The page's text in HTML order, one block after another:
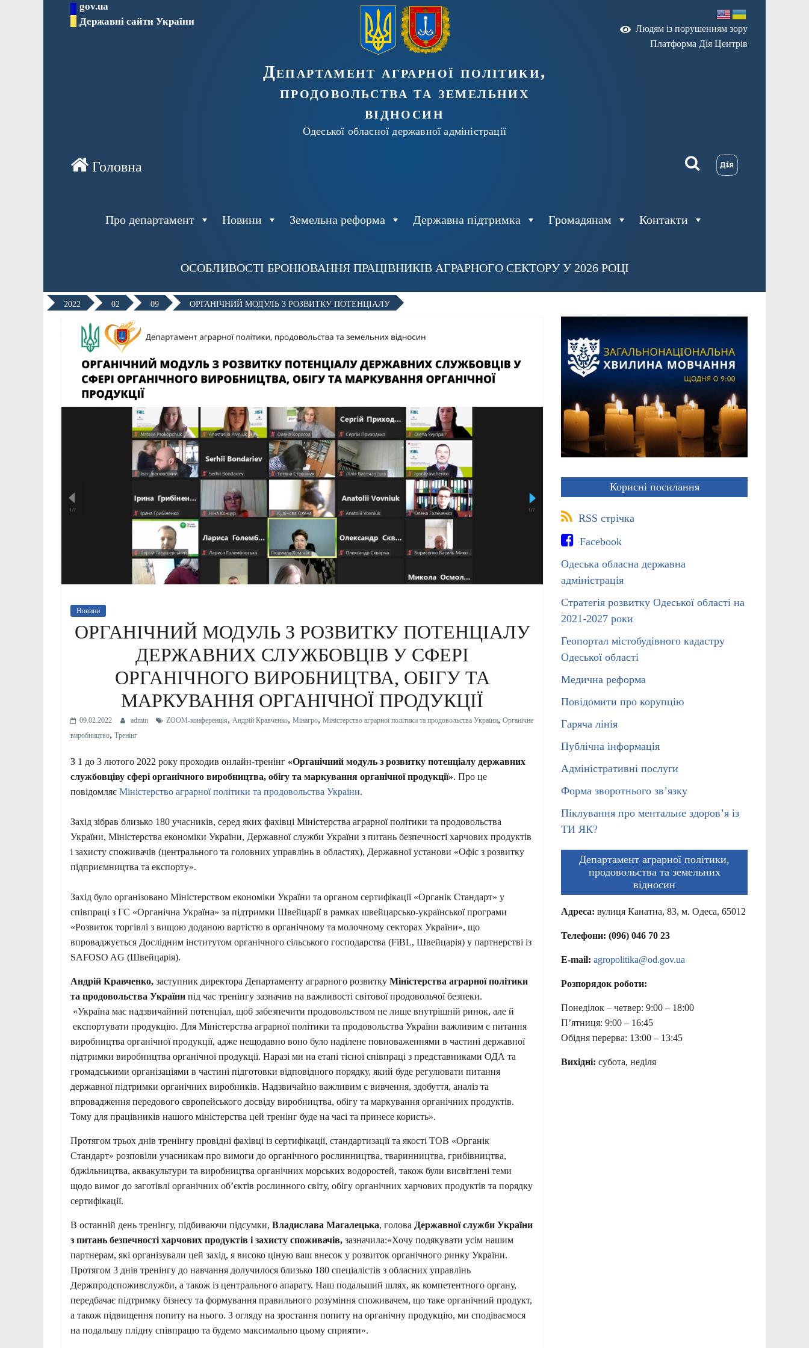
gov.ua
Державні сайти України
Департамент аграрної політики,
продовольства та земельних
відносин
Одеської обласної державної адміністрації
Людям із порушенням зору
Платформа Дія Центрів
Про департамент Новини Земельна реформа Державна підтримка Громадянам Контакти
ОСОБЛИВОСТІ БРОНЮВАННЯ ПРАЦІВНИКІВ АГРАРНОГО СЕКТОРУ У 2026 РОЦІ
2022 02 09 ОРГАНІЧНИЙ МОДУЛЬ З РОЗВИТКУ ПОТЕНЦІАЛУ
Новини
ОРГАНІЧНИЙ МОДУЛЬ З РОЗВИТКУ ПОТЕНЦІАЛУ
ДЕРЖАВНИХ СЛУЖБОВЦІВ У СФЕРІ
ОРГАНІЧНОГО ВИРОБНИЦТВА, ОБІГУ ТА
МАРКУВАННЯ ОРГАНІЧНОЇ ПРОДУКЦІЇ
09.02.2022 admin ZOOM-конференція, Андрій Кравченко, Мінагро, Міністерство аграрної політики та продовольства України, Органічне
виробництво, Тренінг
З 1 до 3 лютого 2022 року проходив онлайн-тренінг «Органічний модуль з розвитку потенціалу державних
службовціву сфері органічного виробництва, обігу та маркування органічної продукції». Про це
повідомляє Міністерство аграрної політики та продовольства України.
Захід зібрав близько 180 учасників, серед яких фахівці Міністерства аграрної політики та продовольства
України, Міністерства економіки України, Державної служби України з питань безпечності харчових продуктів
і захисту споживачів (центрального та головних управлінь в областях), Державної установи «Офіс з розвитку
підприємництва та експорту».
Захід було організовано Міністерством економіки України та органом сертифікації «Органік Стандарт» у
співпраці з ГС «Органічна Україна» за підтримки Швейцарії в рамках швейцарсько-української програми
«Розвиток торгівлі з вищою доданою вартістю в органічному та молочному секторах України», що
впроваджується Дослідним інститутом органічного сільського господарства (FiBL, Швейцарія) у партнерстві із
SAFOSO AG (Швейцарія).
Андрій Кравченко, заступник директора Департаменту аграрного розвитку Міністерства аграрної політики
та продовольства України під час тренінгу зазначив на важливості світової продовольчої безпеки.
«Україна має надзвичайний потенціал, щоб забезпечити продовольством не лише внутрішній ринок, але й
експортувати продукцію. Для Міністерства аграрної політики та продовольства України важливим є питання
виробництва органічної продукції, адже нещодавно воно було наділене повноваженнями в частині державної
підтримки виробництва органічної продукції. Наразі ми на етапі тісної співпраці з представниками ОДА та
громадськими організаціями в частині підготовки відповідного порядку, який буде регулювати питання
державної підтримки органічних виробників. Надзвичайно важливим є вивчення, здобуття, аналіз та
впровадження передового європейського досвіду виробництва, обігу та маркування органічних продуктів.
Тому для працівників нашого міністерства цей тренінг буде на часі та принесе користь».
Протягом трьох днів тренінгу провідні фахівці із сертифікації, стандартизації та якості ТОВ «Органік
Стандарт» розповіли учасникам про вимоги до органічного рослинництва, тваринництва, грибівництва,
бджільництва, аквакультури та виробництва органічних морських водоростей, також були висвітлені теми
щодо вимог до заготівлі органічних об’єктів рослинного світу, обігу органічних харчових продуктів та порядку
сертифікації.
В останній день тренінгу, підбиваючи підсумки, Владислава Магалецька, голова Державної служби України
з питань безпечності харчових продуктів і захисту споживачів, зазначила:«Хочу подякувати усім нашим
партнерам, які організували цей захід, я високо ціную ваш внесок у розвиток органічного ринку України.
Протягом 3 днів тренінгу до навчання долучилося близько 180 спеціалістів з обласних управлінь
Держпродспоживслужби, а також із центрального апарату. Наш подальший шлях, як компетентного органу,
передбачає підтримку бізнесу та формування правильного розуміння споживачем, що таке органічний продукт,
а також підвищення попиту на нього. З огляду на зростання попиту на органічну продукцію, ми сподіваємося
на подальшу плідну співпрацю та будемо максимально цьому сприяти».
Корисні посилання
RSS стрічка
Facebook
Одеська обласна державна
адміністрація
Стратегія розвитку Одеської області на
2021-2027 роки
Геопортал містобудівного кадастру
Одеської області
Медична реформа
Повідомити про корупцію
Гаряча лінія
Публічна інформація
Адміністративні послуги
Форма зворотнього зв’язку
Піклування про ментальне здоров’я із
ТИ ЯК?
Департамент аграрної політики,
продовольства та земельних
відносин
Адреса: вулиця Канатна, 83, м. Одеса, 65012
Телефони: (096) 046 70 23
E-mail: agropolitika@od.gov.ua
Розпорядок роботи:
Понеділок – четвер: 9:00 – 18:00
П’ятниця: 9:00 – 16:45
Обідня перерва: 13:00 – 13:45
Вихідні: субота, неділя